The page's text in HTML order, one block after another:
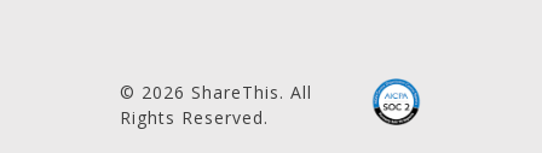
© 2026 ShareThis. All
Rights Reserved.